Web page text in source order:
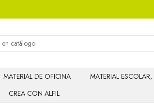
MATERIAL DE OFICINA
MATERIAL
CREA CON ALFIL